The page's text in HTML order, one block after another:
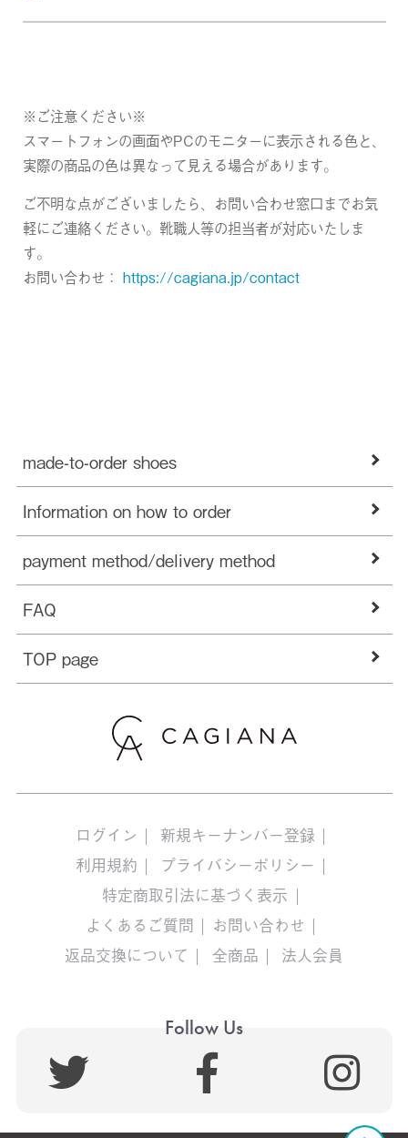
※ご注意ください※
スマートフォンの画面やPCのモニターに表示される色と、
実際の商品の色は異なって見える場合があります。
ご不明な点がございましたら、お問い合わせ窓口までお気
軽にご連絡ください。靴職人等の担当者が対応いたしま
す。
お問い合わせ： https://cagiana.jp/contact
made-to-order shoes
Information on how to order
payment method/delivery method
FAQ
TOP page
ログイン
新規キーナンバー登録
利用規約
プライバシーポリシー
特定商取引法に基づく表示
よくあるご質問
お問い合わせ
返品交換について
全商品 法人会員
Follow Us